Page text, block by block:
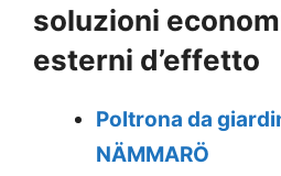
soluzioni
esterni d’effetto
Poltrona da
NÄMMARÖ